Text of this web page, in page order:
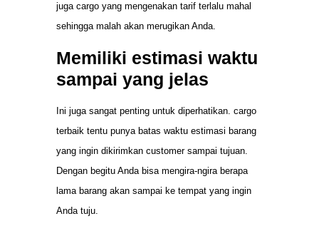
juga cargo yang mengenakan tarif terlalu mahal
sehingga malah akan merugikan Anda.
Memiliki estimasi waktu
sampai yang jelas
Ini juga sangat penting untuk diperhatikan. cargo
terbaik tentu punya batas waktu estimasi barang
yang ingin dikirimkan customer sampai tujuan.
Dengan begitu Anda bisa mengira-ngira berapa
lama barang akan sampai ke tempat yang ingin
Anda tuju.